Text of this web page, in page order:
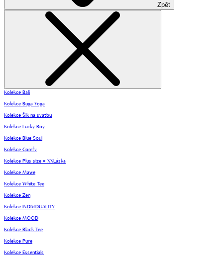
Zpět
Kolekce Bali
Kolekce Buga Yoga
Kolekce Šik na svatbu
Kolekce Lucky Boy
Kolekce Blue Soul
Kolekce Comfy
Kolekce Plus size = XXLáska
Kolekce Mawe
Kolekce White Tee
Kolekce Zen
Kolekce INDIVIDUALITY
Kolekce MOOD
Kolekce Black Tee
Kolekce Pure
Kolekce Essentials